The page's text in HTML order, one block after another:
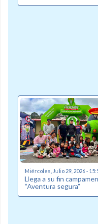
Miércoles, Julio 29, 2026 -
Llega a su fin
“Aventura segura”